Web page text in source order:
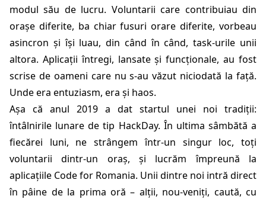
modul său de lucru. Voluntarii care contribuiau din
orașe diferite, ba chiar fusuri orare diferite, vorbeau
asincron și își luau, din când în când, task-urile unii
altora. Aplicații întregi, lansate și funcționale, au fost
scrise de oameni care nu s-au văzut niciodată la față.
Unde era entuziasm, era și haos.
Așa că anul 2019 a dat startul unei noi tradiții:
întâlnirile lunare de tip HackDay. În ultima sâmbătă a
fiecărei luni, ne strângem într-un singur loc, toți
voluntarii dintr-un oraș, și lucrăm împreună la
aplicațiile Code for Romania. Unii dintre noi intră direct
în pâine de la prima oră – alții, nou-veniți, caută, cu